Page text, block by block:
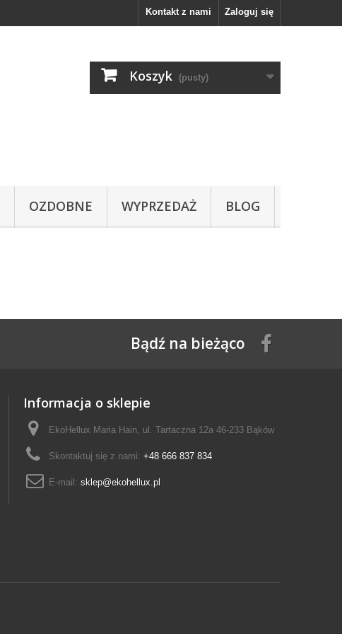
Zaloguj się
Kontakt z nami
Koszyk (pusty)
OZDOBNE WYPRZEDAŻ BLOG
Bądź na bieżąco
Informacja o sklepie
EkoHellux Maria Hain, ul. Tartaczna 12a 46-233 Bąków
Skontaktuj się z nami: +48 666 837 834
E-mail: sklep@ekohellux.pl